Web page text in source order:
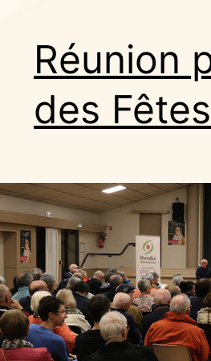
Réunion
des Fêtes